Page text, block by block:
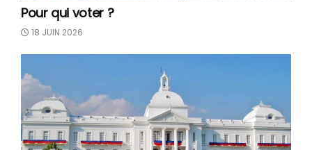
Pour qui voter ?
18 JUIN 2026